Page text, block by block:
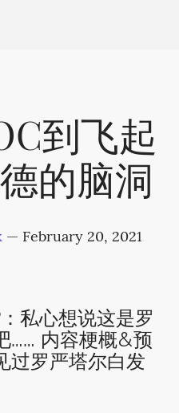
到飞起
的脑洞
— February 20, 2021
私心想说这是罗
…… 内容梗概&预
过罗严塔尔白发